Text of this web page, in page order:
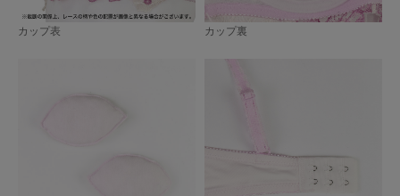
カップ表 カップ裏